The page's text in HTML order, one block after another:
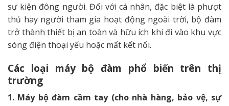
sự kiện đông người. Đối với cá nhân, đặc biệt là phượt
thủ hay người tham gia hoạt động ngoài trời, bộ đàm
trở thành thiết bị an toàn và hữu ích khi đi vào khu vực
sóng điện thoại yếu hoặc mất kết nối.
Các loại máy bộ đàm phổ biến trên thị
trường
1. Máy bộ đàm cầm tay (cho nhà hàng, bảo vệ, sự